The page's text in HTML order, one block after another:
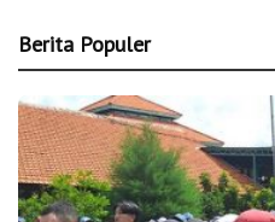
Berita Populer